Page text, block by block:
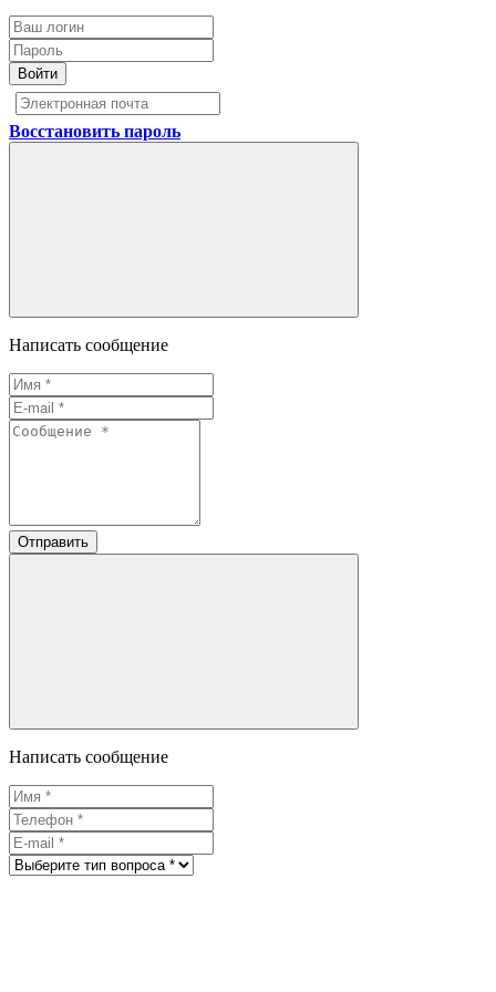
Войти
Восстановить пароль
Написать сообщение
Отправить
Написать сообщение